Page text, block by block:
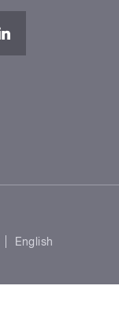
English